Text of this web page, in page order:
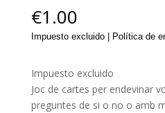
€1.00
Impuesto excluido | Política de
Impuesto excluido
Joc de cartes per endevinar
preguntes de si o no o amb